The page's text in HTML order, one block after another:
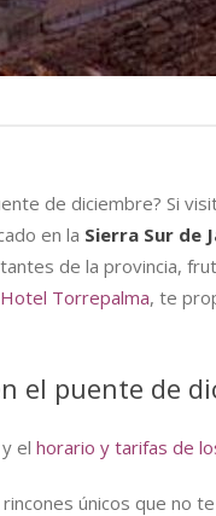
de diciembre? Si
en la Sierra Sur de
de la provincia,
Hotel Torrepalma, te
el puente de
y el horario y tarifas de
rincones únicos que no